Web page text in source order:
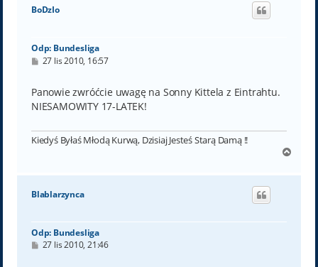
BoDzIo
Odp: Bundesliga
P
t
27 lis 2010, 16:57
Panowie zwróćcie uwagę na Sonny Kittela z Eintrahtu.
NIESAMOWITY 17-LATEK!
Kiedyś Byłaś Młodą Kurwą, Dzisiaj Jesteś Starą Damą !!
g
Blablarzynca
Odp: Bundesliga
P27 lis 2010, 21:46